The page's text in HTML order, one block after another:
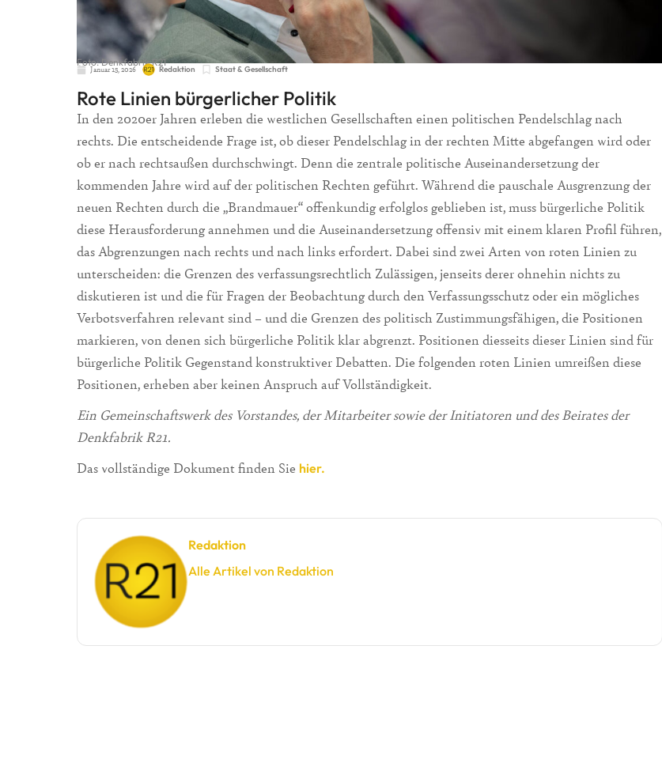
Foto: Denkfabrik R21
Januar 15, 2026 Redaktion Staat & Gesellschaft
Rote Linien bürgerlicher Politik
In den 2020er Jahren erleben die westlichen Gesellschaften einen politischen Pendelschlag nach
rechts. Die entscheidende Frage ist, ob dieser Pendelschlag in der rechten Mitte abgefangen wird oder
ob er nach rechtsaußen durchschwingt. Denn die zentrale politische Auseinandersetzung der
kommenden Jahre wird auf der politischen Rechten geführt. Während die pauschale Ausgrenzung der
neuen Rechten durch die „Brandmauer“ offenkundig erfolglos geblieben ist, muss bürgerliche Politik
diese Herausforderung annehmen und die Auseinandersetzung offensiv mit einem klaren Profil führen,
das Abgrenzungen nach rechts und nach links erfordert. Dabei sind zwei Arten von roten Linien zu
unterscheiden: die Grenzen des verfassungsrechtlich Zulässigen, jenseits derer ohnehin nichts zu
diskutieren ist und die für Fragen der Beobachtung durch den Verfassungsschutz oder ein mögliches
Verbotsverfahren relevant sind – und die Grenzen des politisch Zustimmungsfähigen, die Positionen
markieren, von denen sich bürgerliche Politik klar abgrenzt. Positionen diesseits dieser Linien sind für
bürgerliche Politik Gegenstand konstruktiver Debatten. Die folgenden roten Linien umreißen diese
Positionen, erheben aber keinen Anspruch auf Vollständigkeit.
Ein Gemeinschaftswerk des Vorstandes, der Mitarbeiter sowie der Initiatoren und des Beirates der
Denkfabrik R21.
Das vollständige Dokument finden Sie hier.
Redaktion
Alle Artikel von Redaktion